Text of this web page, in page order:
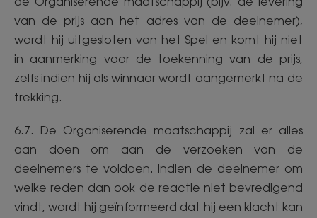
van de prijs aan het adres van de deelnemer),
wordt hij uitgesloten van het Spel en komt hij niet
in aanmerking voor de toekenning van de prijs,
zelfs indien hij als winnaar wordt aangemerkt na de
trekking.
6.7. De Organiserende maatschappij zal er alles
aan doen om aan de verzoeken van de
deelnemers te voldoen. Indien de deelnemer om
welke reden dan ook de reactie niet bevredigend
vindt, wordt hij geïnformeerd dat hij een klacht kan